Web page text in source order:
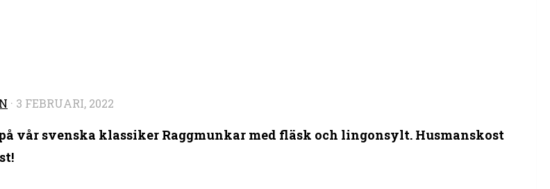
· 3 FEBRUARI, 2022
vår svenska klassiker Raggmunkar med fläsk och lingonsylt. Husmanskost